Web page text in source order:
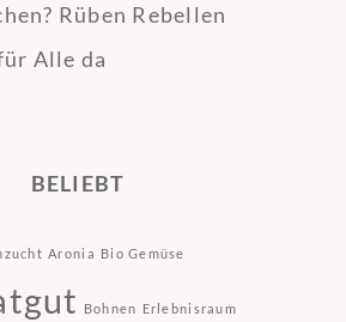
Rüben Rebellen
Alle da
BELIEBT
Aronia Bio Gemüse
Bohnen Erlebnisraum